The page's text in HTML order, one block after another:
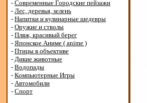
- Современные Городские пейзажи
- Лес, деревья, зелень
- Напитки и кулинарные шедевры
- Оружие и стволы
- Пляж, красивый берег
- Японское Аниме ( anime )
- Птицы в объективе
- Дикие животные
- Водопады
- Компьютерные Игры
- Автомобили
- Спорт